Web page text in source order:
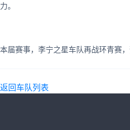
力。
本届赛事，李宁之星车队再战环青赛
返回车队列表